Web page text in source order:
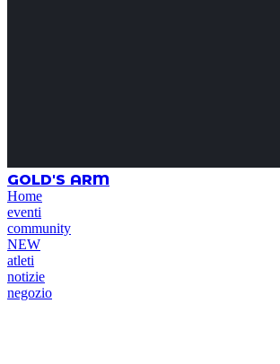
GOLD'S ARM
Home
eventi
community
NEW
atleti
notizie
negozio